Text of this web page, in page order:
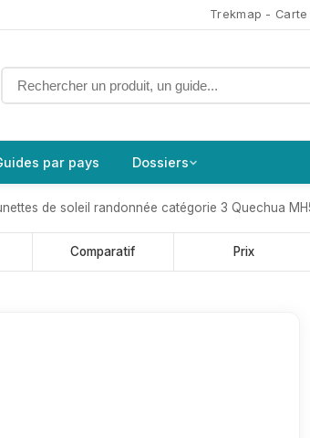
Trekmap - Carte
par pays Dossiers
de soleil randonnée catégorie 3 Quechua
Comparatif Prix